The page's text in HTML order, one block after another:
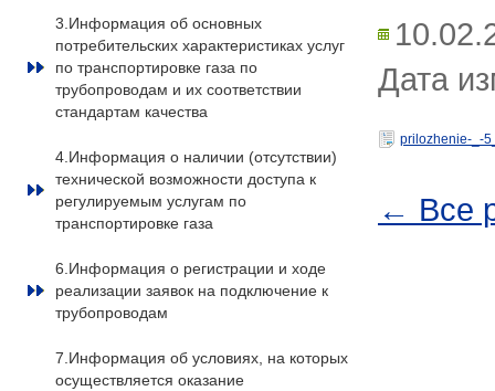
3.Информация об основных
потребительских характеристиках услуг
по транспортировке газа по
трубопроводам и их соответствии
стандартам качества
4.Информация о наличии (отсутствии)
технической возможности доступа к
регулируемым услугам по
транспортировке газа
6.Информация о регистрации и ходе
реализации заявок на подключение к
трубопроводам
7.Информация об условиях, на которых
осуществляется оказание
Дата
prilozhenie-_-
← Все